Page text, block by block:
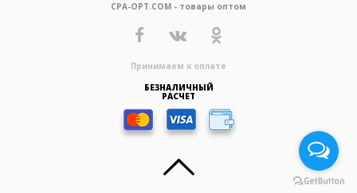
CPA-OPT.COM - товары оптом
Принимаем к оплате
БЕЗНАЛИЧНЫЙ
РАСЧЕТ